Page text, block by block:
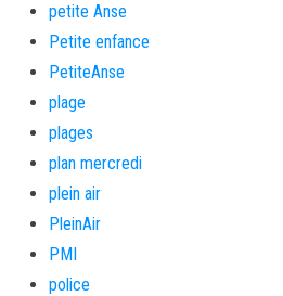
petite Anse
Petite enfance
PetiteAnse
plage
plages
plan mercredi
plein air
PleinAir
PMI
police